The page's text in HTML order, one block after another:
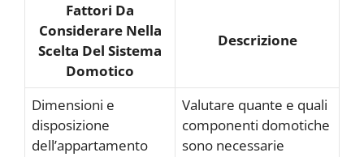
Fattori Da
Considerare Nella
Scelta Del Sistema
Domotico
Descrizione
Dimensioni e
disposizione
dell’appartamento
Valutare quante e quali
componenti domotiche
sono necessarie